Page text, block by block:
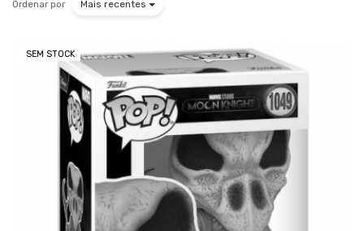
Ordenar por Mais recentes
SEM STOCK